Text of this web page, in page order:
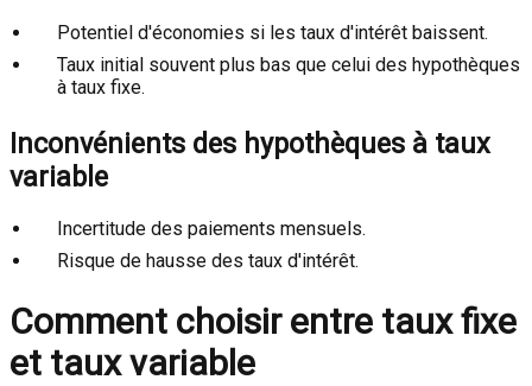
Potentiel d'économies si les taux d'intérêt baissent.
Taux initial souvent plus bas que celui des hypothèques
à taux fixe.
Inconvénients des hypothèques à taux
variable
Incertitude des paiements mensuels.
Risque de hausse des taux d'intérêt.
Comment choisir entre taux fixe
et taux variable